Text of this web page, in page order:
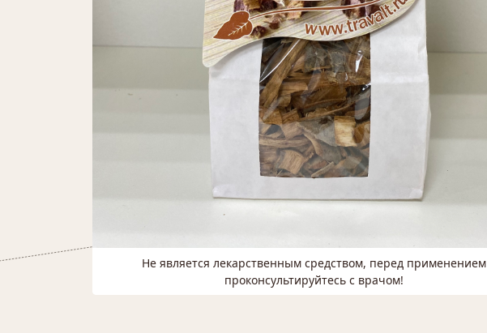
Не является лекарственным средством, перед применением
проконсультируйтесь с врачом!